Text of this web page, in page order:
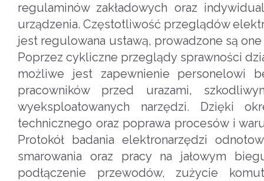
regulaminów zakładowych oraz
urządzenia. Częstotliwość przeglądów
jest regulowana ustawą, prowadzone są
Poprzez cykliczne przeglądy sprawności
możliwe jest zapewnienie personelowi
pracowników przed urazami,
wyeksploatowanych narzędzi. Dzięki
technicznego oraz poprawa procesów i
Protokół badania elektronarzędzi
smarowania oraz pracy na jałowym
podłączenie przewodów, zużycie